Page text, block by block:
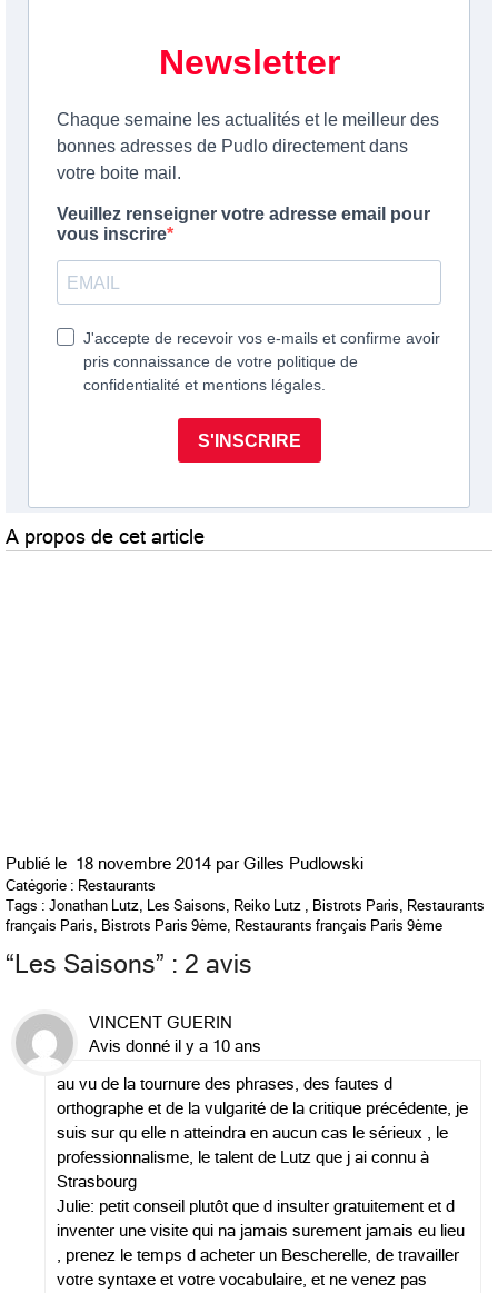
A propos de cet article
Publié le 18 novembre 2014 par Gilles Pudlowski
Catégorie : Restaurants
Tags : Jonathan Lutz Les Saisons Reiko Lutz Bistrots Paris Restaurants
français Paris Bistrots Paris 9ème Restaurants français Paris 9ème
“ Les Saisons” : 2 avis
VINCENT GUERIN
Avis donné il y a 10 ans
au vu de la tournure des phrases, des fautes d
orthographe et de la vulgarité de la critique précédente, je
suis sur qu elle n atteindra en aucun cas le sérieux , le
professionnalisme, le talent de Lutz que j ai connu à
Strasbourg
Julie: petit conseil plutôt que d insulter gratuitement et d
inventer une visite qui na jamais surement jamais eu lieu
, prenez le temps d acheter un Bescherelle, de travailler
votre syntaxe et votre vocabulaire, et ne venez pas